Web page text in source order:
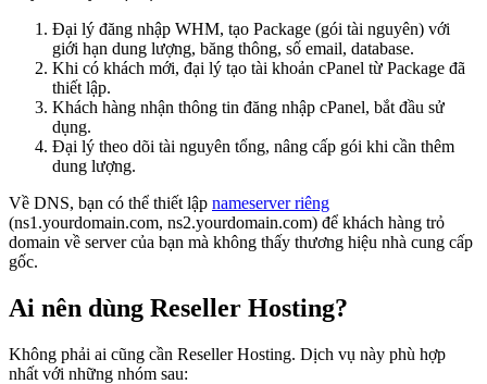
Đại lý đăng nhập WHM, tạo Package (gói tài nguyên) với
giới hạn dung lượng, băng thông, số email, database.
Khi có khách mới, đại lý tạo tài khoản cPanel từ Package đã
thiết lập.
Khách hàng nhận thông tin đăng nhập cPanel, bắt đầu sử
dụng.
Đại lý theo dõi tài nguyên tổng, nâng cấp gói khi cần thêm
dung lượng.
Về DNS, bạn có thể thiết lập nameserver riêng
(ns1.yourdomain.com, ns2.yourdomain.com) để khách hàng trỏ
domain về server của bạn mà không thấy thương hiệu nhà cung cấp
gốc.
Ai nên dùng Reseller Hosting?
Không phải ai cũng cần Reseller Hosting. Dịch vụ này phù hợp
nhất với những nhóm sau: